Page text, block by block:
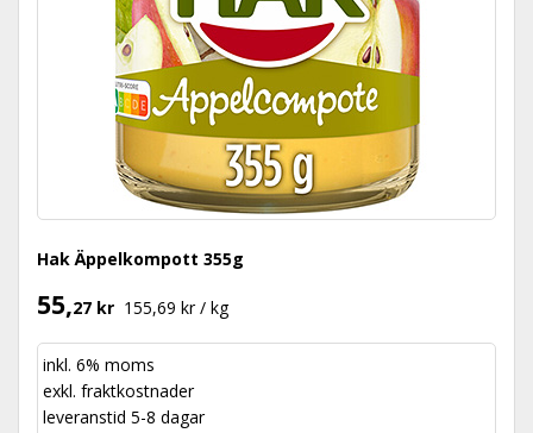
Hak Äppelkompott 355g
55,27 kr 155,69 kr / kg
inkl. 6% moms
exkl. fraktkostnader
leveranstid 5-8 dagar